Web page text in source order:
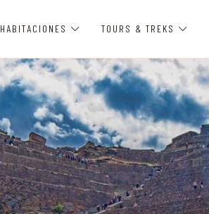
HABITACIONES TOURS & TREKS